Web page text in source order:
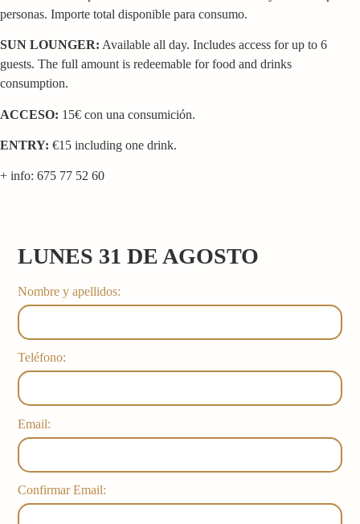
personas. Importe total disponible para consumo.
SUN LOUNGER: Available all day. Includes access for up to 6
guests. The full amount is redeemable for food and drinks
consumption.
ACCESO: 15€ con una consumición.
ENTRY: €15 including one drink.
+ info: 675 77 52 60
LUNES 31 DE AGOSTO
Nombre y apellidos:
Teléfono:
Email:
Confirmar Email: